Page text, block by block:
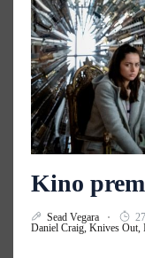
Kino
Sead Vegara
Daniel Craig, Knives Out,